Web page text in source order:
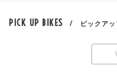
PICK UP BIKES / ピックアッ